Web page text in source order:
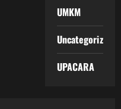
UMKM
Uncategorized
UPACARA